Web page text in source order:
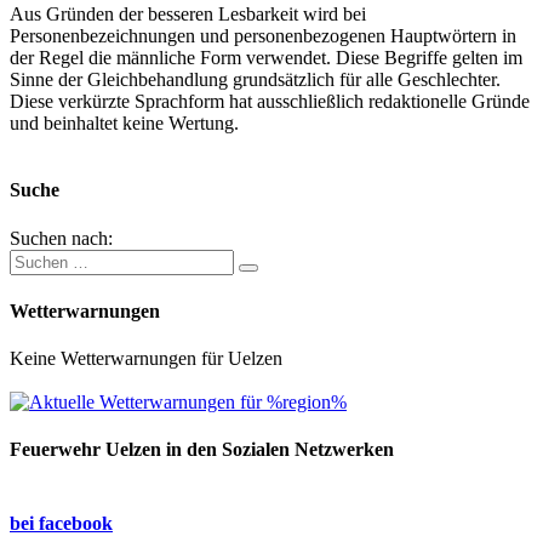
Aus Gründen der besseren Lesbarkeit wird bei
Personenbezeichnungen und personenbezogenen Hauptwörtern in
der Regel die männliche Form verwendet. Diese Begriffe gelten im
Sinne der Gleichbehandlung grundsätzlich für alle Geschlechter.
Diese verkürzte Sprachform hat ausschließlich redaktionelle Gründe
und beinhaltet keine Wertung.
Suche
Suchen nach:
Wetterwarnungen
Keine Wetterwarnungen für Uelzen
Feuerwehr Uelzen in den Sozialen Netzwerken
bei facebook